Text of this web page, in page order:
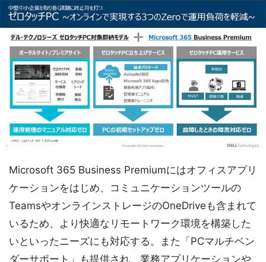
Microsoft 365 Business Premiumにはオフィスアプリ
ケーションをはじめ、コミュニケーションツールの
TeamsやオンラインストレージのOneDriveも含まれて
いるため、より快適なリモートワーク環境を構築した
いといったニーズにも対応する。また「PCマルチベン
ダーサポート」も提供され、業務アプリケーションや